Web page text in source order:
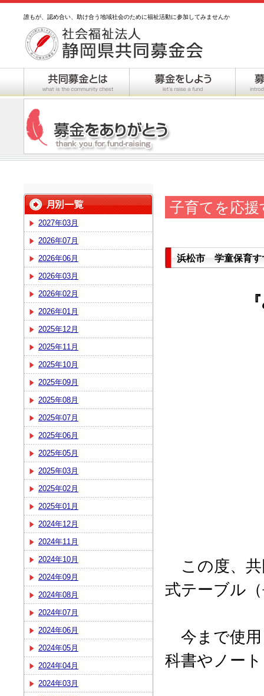
誰もが、認め合い、助け合う地域社会のために福祉活動に参加してみませんか
2027年03月
2026年07月
2026年06月
2026年03月
2026年02月
2026年01月
2025年12月
2025年11月
2025年10月
2025年09月
2025年08月
2025年07月
2025年06月
2025年05月
2025年03月
2025年02月
2025年01月
2024年12月
2024年11月
2024年10月
2024年09月
2024年08月
2024年07月
2024年06月
2024年05月
2024年04月
2024年03月
子育てを応
浜松市 学童保育す
この度、共
式テーブル
今まで使用
科書やノー